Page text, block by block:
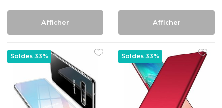
Afficher Afficher
Soldes 33% Soldes 33%